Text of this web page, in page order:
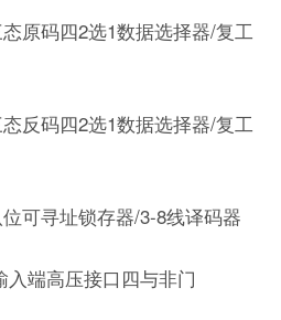
码四2选1数据选择器/复工
码四2选1数据选择器/复工
寻址锁存器/3-8线译码器
高压接口四与非门